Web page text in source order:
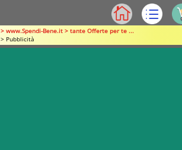
> www.Spendi-Bene.it > tante Offerte per te ...
> Pubblicità